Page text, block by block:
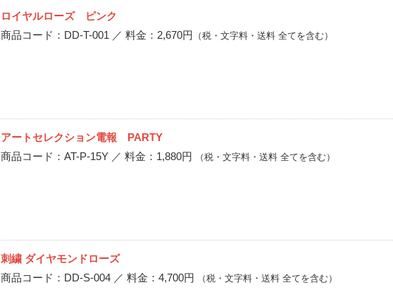
ロイヤルローズ ピンク
商品コード：DD-T-001 ／ 料金：2,670円
（税・文字料・送料 全てを含む）
アートセレクション電報 PARTY
商品コード：AT-P-15Y ／ 料金：1,880円
（税・文字料・送料 全てを含む）
刺繍 ダイヤモンドローズ
商品コード：DD-S-004 ／ 料金：4,700円
（税・文字料・送料 全てを含む）